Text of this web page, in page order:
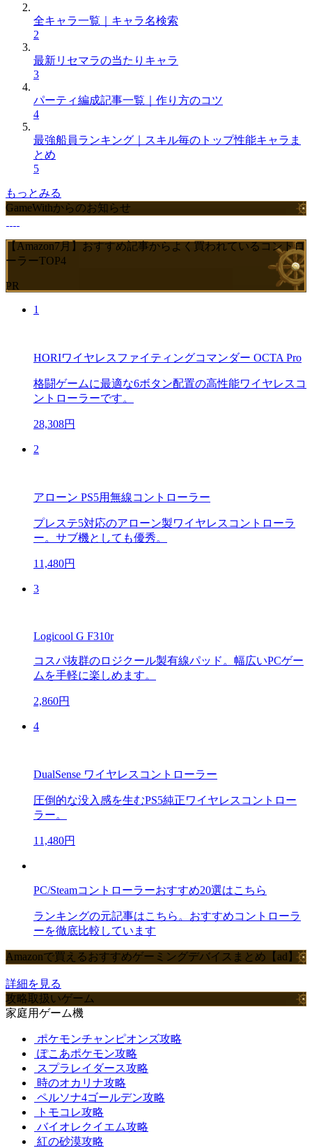
全キャラ一覧｜キャラ名検索
2
最新リセマラの当たりキャラ
3
パーティ編成記事一覧｜作り方のコツ
4
最強船員ランキング｜スキル毎のトップ性能キャラま
とめ
5
もっとみる
GameWithからのお知らせ
【Amazon7月】おすすめ記事からよく買われているコントロ
ーラーTOP4
PR
1
HORIワイヤレスファイティングコマンダー OCTA Pro
格闘ゲームに最適な6ボタン配置の高性能ワイヤレスコ
ントローラーです。
28,308円
2
アローン PS5用無線コントローラー
プレステ5対応のアローン製ワイヤレスコントローラ
ー。サブ機としても優秀。
11,480円
3
Logicool G F310r
コスパ抜群のロジクール製有線パッド。幅広いPCゲー
ムを手軽に楽しめます。
2,860円
4
DualSense ワイヤレスコントローラー
圧倒的な没入感を生むPS5純正ワイヤレスコントロー
ラー。
11,480円
PC/Steamコントローラーおすすめ20選はこちら
ランキングの元記事はこちら。おすすめコントローラ
ーを徹底比較しています
Amazonで買えるおすすめゲーミングデバイスまとめ【ad】
詳細を見る
攻略取扱いゲーム
家庭用ゲーム機
ポケモンチャンピオンズ攻略
ぽこあポケモン攻略
スプラレイダース攻略
時のオカリナ攻略
ペルソナ4ゴールデン攻略
トモコレ攻略
バイオレクイエム攻略
紅の砂漠攻略